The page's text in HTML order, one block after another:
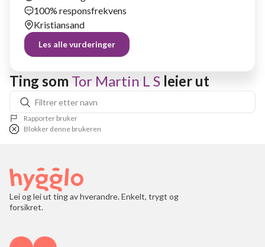
100% responsfrekvens
Kristiansand
Les alle vurderinger
Ting som Tor Martin L S leier ut
Rapporter bruker
Blokker denne brukeren
Lei og lei ut ting av hverandre. Enkelt, trygt og
forsikret.